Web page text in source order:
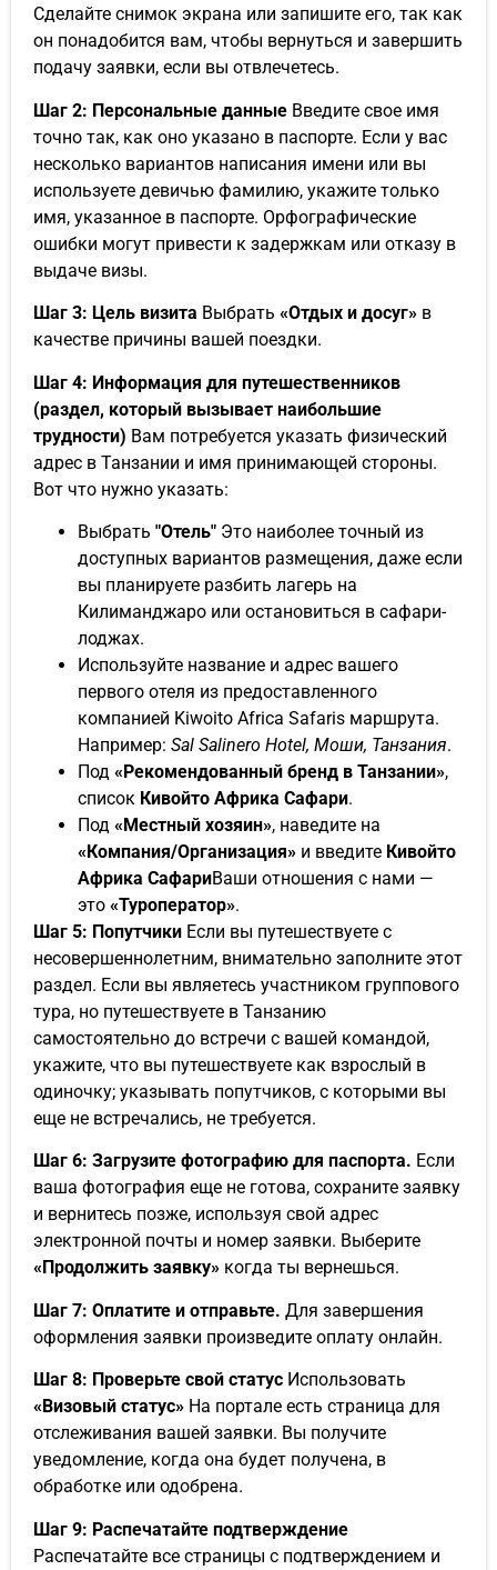
Сделайте снимок экрана или запишите его, так как
он понадобится вам, чтобы вернуться и завершить
подачу заявки, если вы отвлечетесь.
Шаг 2: Персональные данные Введите свое имя
точно так, как оно указано в паспорте. Если у вас
несколько вариантов написания имени или вы
используете девичью фамилию, укажите только
имя, указанное в паспорте. Орфографические
ошибки могут привести к задержкам или отказу в
выдаче визы.
Шаг 3: Цель визита Выбрать «Отдых и досуг» в
качестве причины вашей поездки.
Шаг 4: Информация для путешественников
(раздел, который вызывает наибольшие
трудности) Вам потребуется указать физический
адрес в Танзании и имя принимающей стороны.
Вот что нужно указать:
Выбрать "Отель" Это наиболее точный из
доступных вариантов размещения, даже если
вы планируете разбить лагерь на
Килиманджаро или остановиться в сафари-
лоджах.
Используйте название и адрес вашего
первого отеля из предоставленного
компанией Kiwoito Africa Safaris маршрута.
Например: Sal Salinero Hotel, Моши, Танзания.
Под «Рекомендованный бренд в Танзании»,
список Кивойто Африка Сафари.
Под «Местный хозяин», наведите на
«Компания/Организация» и введите Кивойто
Африка СафариВаши отношения с нами —
это «Туроператор».
Шаг 5: Попутчики Если вы путешествуете с
несовершеннолетним, внимательно заполните этот
раздел. Если вы являетесь участником группового
тура, но путешествуете в Танзанию
самостоятельно до встречи с вашей командой,
укажите, что вы путешествуете как взрослый в
одиночку; указывать попутчиков, с которыми вы
еще не встречались, не требуется.
Шаг 6: Загрузите фотографию для паспорта. Если
ваша фотография еще не готова, сохраните заявку
и вернитесь позже, используя свой адрес
электронной почты и номер заявки. Выберите
«Продолжить заявку» когда ты вернешься.
Шаг 7: Оплатите и отправьте. Для завершения
оформления заявки произведите оплату онлайн.
Шаг 8: Проверьте свой статус Использовать
«Визовый статус» На портале есть страница для
отслеживания вашей заявки. Вы получите
уведомление, когда она будет получена, в
обработке или одобрена.
Шаг 9: Распечатайте подтверждение
Распечатайте все страницы с подтверждением и